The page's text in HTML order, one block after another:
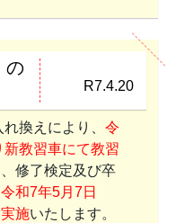
の
R7.4.20
換えにより、 令
教習車にて教習
修了検定及び卒
令和7年5月7日
施いたします。